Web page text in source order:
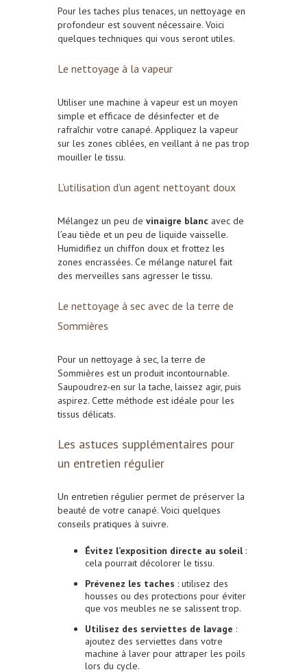
Pour les taches plus tenaces, un nettoyage en
profondeur est souvent nécessaire. Voici
quelques techniques qui vous seront utiles.
Le nettoyage à la vapeur
Utiliser une machine à vapeur est un moyen
simple et efficace de désinfecter et de
rafraîchir votre canapé. Appliquez la vapeur
sur les zones ciblées, en veillant à ne pas trop
mouiller le tissu.
L’utilisation d’un agent nettoyant doux
Mélangez un peu de vinaigre blanc avec de
l’eau tiède et un peu de liquide vaisselle.
Humidifiez un chiffon doux et frottez les
zones encrassées. Ce mélange naturel fait
des merveilles sans agresser le tissu.
Le nettoyage à sec avec de la terre de
Sommières
Pour un nettoyage à sec, la terre de
Sommières est un produit incontournable.
Saupoudrez-en sur la tache, laissez agir, puis
aspirez. Cette méthode est idéale pour les
tissus délicats.
Les astuces supplémentaires pour
un entretien régulier
Un entretien régulier permet de préserver la
beauté de votre canapé. Voici quelques
conseils pratiques à suivre.
Évitez l’exposition directe au soleil:
cela pourrait décolorer le tissu.
Prévenez les taches : utilisez des
housses ou des protections pour éviter
que vos meubles ne se salissent trop.
Utilisez des serviettes de lavage :
ajoutez des serviettes dans votre
machine à laver pour attraper les poils
lors du cycle.